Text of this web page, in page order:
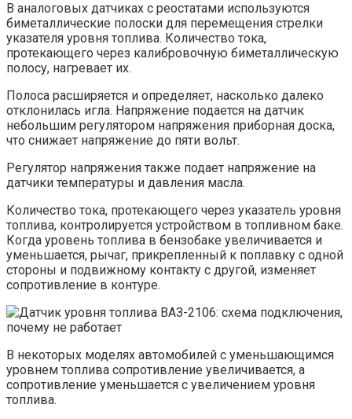
В аналоговых датчиках с реостатами используются
биметаллические полоски для перемещения стрелки
указателя уровня топлива. Количество тока,
протекающего через калибровочную биметаллическую
полосу, нагревает их.
Полоса расширяется и определяет, насколько далеко
отклонилась игла. Напряжение подается на датчик
небольшим регулятором напряжения приборная доска,
что снижает напряжение до пяти вольт.
Регулятор напряжения также подает напряжение на
датчики температуры и давления масла.
Количество тока, протекающего через указатель уровня
топлива, контролируется устройством в топливном баке.
Когда уровень топлива в бензобаке увеличивается и
уменьшается, рычаг, прикрепленный к поплавку с одной
стороны и подвижному контакту с другой, изменяет
сопротивление в контуре.
В некоторых моделях автомобилей с уменьшающимся
уровнем топлива сопротивление увеличивается, а
сопротивление уменьшается с увеличением уровня
топлива.